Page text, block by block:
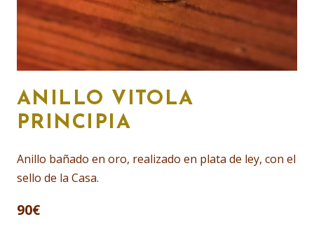
ANILLO VITOLA
PRINCIPIA
Anillo bañado en oro, realizado en plata de ley, con el
sello de la Casa.
90€